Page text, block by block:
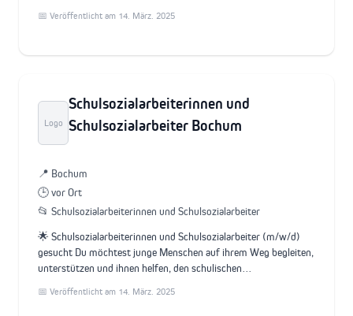
📅 Veröffentlicht am 14. März. 2025
Logo
Schulsozialarbeiterinnen und
Schulsozialarbeiter Bochum
📍 Bochum
🕒 vor Ort
📂 Schulsozialarbeiterinnen und Schulsozialarbeiter
🌟 Schulsozialarbeiterinnen und Schulsozialarbeiter (m/w/d)
gesucht Du möchtest junge Menschen auf ihrem Weg begleiten,
unterstützen und ihnen helfen, den schulischen…
📅 Veröffentlicht am 14. März. 2025